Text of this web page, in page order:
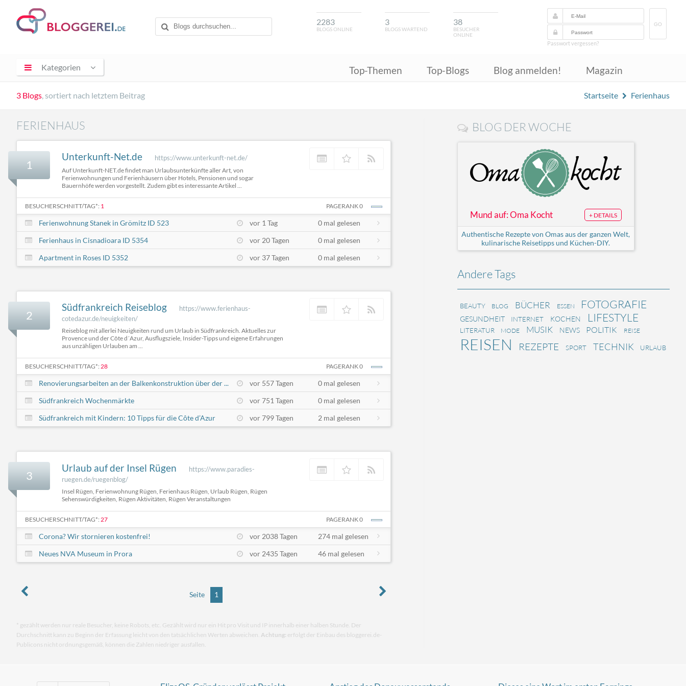
2283
BLOGS ONLINE
3
BLOGS WARTEND
38
BESUCHER
ONLINE
GO
Passwort vergessen?
Kategorien Top-Themen Top-Blogs Blog anmelden! Magazin
3 Blogs, sortiert nach letztem Beitrag Startseite Ferienhaus
FERIENHAUS
1
Unterkunft-Net.de https://www.unterkunft-net.de/
Auf Unterkunft-NET.de findet man Urlaubsunterkünfte aller Art, von
Ferienwohnungen und Ferienhäusern über Hotels, Pensionen und sogar
Bauernhöfe werden vorgestellt. Zudem gibt es interessante Artikel ...
BESUCHERSCHNITT/TAG*: 1 PAGERANK 0
Ferienwohnung Stanek in Grömitz ID 523 vor 1 Tag
0 mal gelesen
Ferienhaus in Cisnadioara ID 5354
vor 20 Tagen
0 mal gelesen
Apartment in Roses ID 5352
vor 37 Tagen 0 mal gelesen
2
Südfrankreich Reiseblog
https://www.ferienhaus-
cotedazur.de/neuigkeiten/
Reiseblog mit allerlei Neuigkeiten rund um Urlaub in Südfrankreich. Aktuelles zur
Provence und der Côte d´Azur, Ausflugsziele, Insider-Tipps und eigene Erfahrungen
aus unzähligen Urlauben am ...
BESUCHERSCHNITT/TAG*: 28 PAGERANK 0
Renovierungsarbeiten an der Balkenkonstruktion über der ... vor 557 Tagen
0 mal gelesen
Südfrankreich Wochenmärkte
vor 751 Tagen
0 mal gelesen
Südfrankreich mit Kindern: 10 Tipps für die Côte d’Azur
vor 799 Tagen 2 mal gelesen
3
Urlaub auf der Insel Rügen
https://www.paradies-
ruegen.de/ruegenblog/
Insel Rügen, Ferienwohnung Rügen, Ferienhaus Rügen, Urlaub Rügen, Rügen
Sehenswürdigkeiten, Rügen Aktivitäten, Rügen Veranstaltungen
BESUCHERSCHNITT/TAG*: 27 PAGERANK 0
Corona? Wir stornieren kostenfrei! vor 2038 Tagen
274 mal gelesen
Neues NVA Museum in Prora
vor 2435 Tagen 46 mal gelesen
Seite 1
* gezählt werden nur reale Besucher, keine Robots, etc. Gezählt wird nur ein Hit pro Visit und IP innerhalb einer halben Stunde. Der
Durchschnitt kann zu Beginn der Erfassung leicht von den tatsächlichen Werten abweichen. Achtung: erfolgt der Einbau des bloggerei.de-
Publicons nicht ordnungsgemäß, können die Zahlen niedriger ausfallen.
BLOG DER WOCHE
Mund auf: Oma Kocht + DETAILS
Authentische Rezepte von Omas aus der ganzen Welt,
kulinarische Reisetipps und Küchen-DIY.
Andere Tags
BEAUTY BLOG BÜCHER ESSEN FOTOGRAFIE
GESUNDHEIT INTERNET KOCHEN LIFESTYLE
LITERATUR MODE MUSIK NEWS POLITIK REISE
REISEN REZEPTE SPORT TECHNIK URLAUB